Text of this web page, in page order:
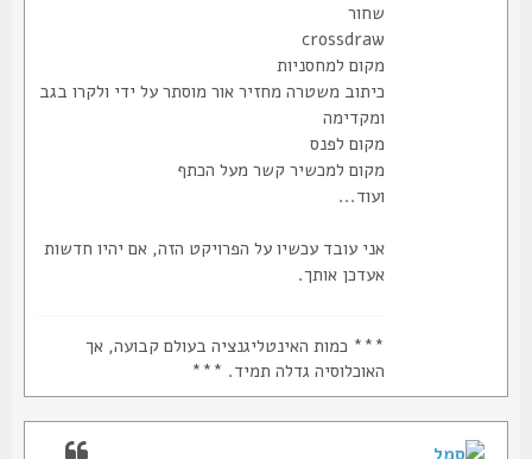
crossdraw
מקום למחסניות
כיתוב משטרה מחזיר אור מוסתר על ידי ולקרו בגב
ומקדימה
מקום לפנס
מקום למכשיר קשר מעל הכתף
ועוד...
אני עובד עכשיו על הפרויקט הזה, אם יהיו חדשות
אעדכן אותך.
*** כמות האינטליגנציה בעולם קבועה, אך
האוכלוסיה גדלה תמיד. ***